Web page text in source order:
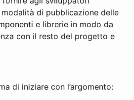
di pubblicazione delle
e librerie in modo da
con il resto del progetto e
di iniziare con l’argomento: